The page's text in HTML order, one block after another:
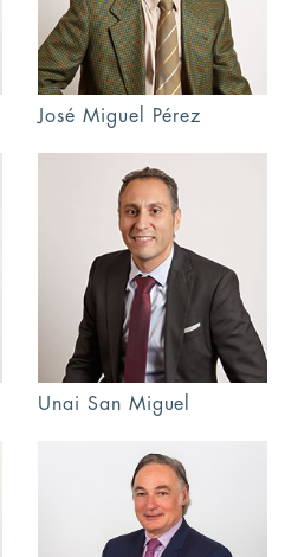
José Miguel Pérez
Unai San Miguel